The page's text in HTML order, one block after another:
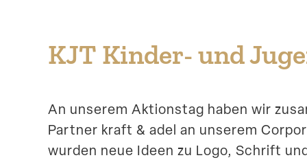
KJT Kinder- und
An unserem Aktionstag haben wir
Partner kraft & adel an unserem
wurden neue Ideen zu Logo, Schrift